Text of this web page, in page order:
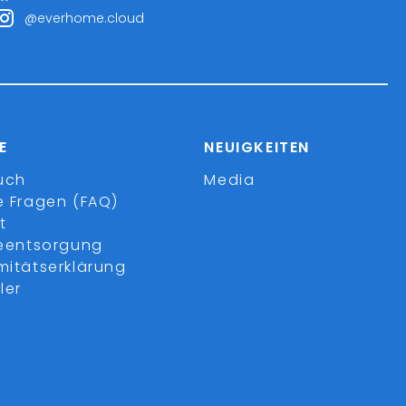
@everhome.cloud
Fragen (FAQ)
NEUIGKEITEN
Media